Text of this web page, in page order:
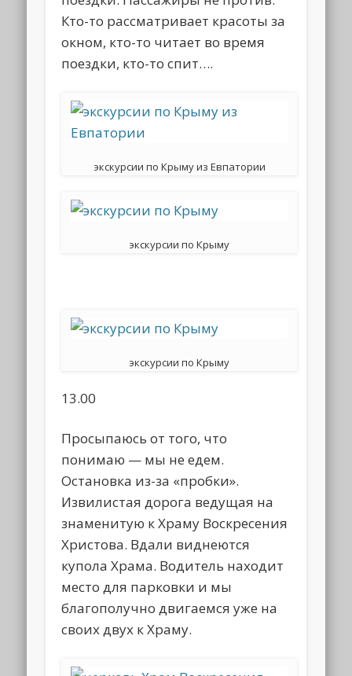
Кто-то рассматривает красоты за
окном, кто-то читает во время
поездки, кто-то спит….
экскурсии по Крыму из Евпатории
экскурсии по Крыму
экскурсии по Крыму
13.00
Просыпаюсь от того, что
понимаю — мы не едем.
Остановка из-за «пробки».
Извилистая дорога ведущая на
знаменитую к Храму Воскресения
Христова. Вдали виднеются
купола Храма. Водитель находит
место для парковки и мы
благополучно двигаемся уже на
своих двух к Храму.